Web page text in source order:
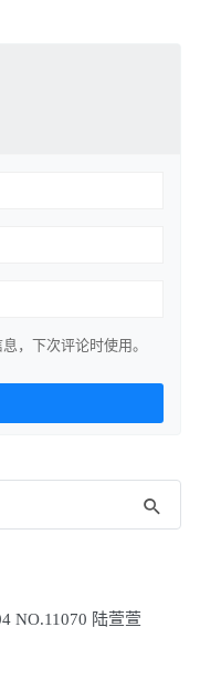
，下次评论时使用。
NO.11070 陆萱萱